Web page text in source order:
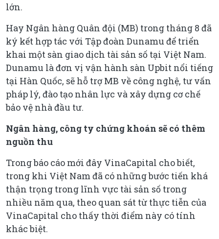
lớn.
Hay Ngân hàng Quân đội (MB) trong tháng 8 đã
ký kết hợp tác với Tập đoàn Dunamu để triển
khai một sàn giao dịch tài sản số tại Việt Nam.
Dunamu là đơn vị vận hành sàn Upbit nổi tiếng
tại Hàn Quốc, sẽ hỗ trợ MB về công nghệ, tư vấn
pháp lý, đào tạo nhân lực và xây dựng cơ chế
bảo vệ nhà đầu tư.
Ngân hàng, công ty chứng khoán sẽ có thêm
nguồn thu
Trong báo cáo mới đây VinaCapital cho biết,
trong khi Việt Nam đã có những bước tiến khá
thận trọng trong lĩnh vực tài sản số trong
nhiều năm qua, theo quan sát từ thực tiễn của
VinaCapital cho thấy thời điểm này có tính
khác biệt.